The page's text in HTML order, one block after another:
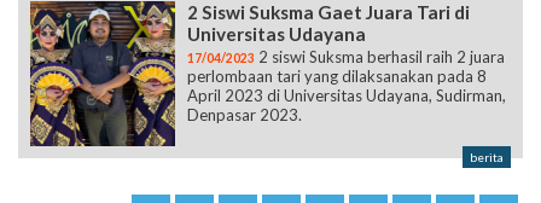
2 Siswi Suksma Gaet Juara Tari di
Universitas Udayana
17/04/2023 2 siswi Suksma berhasil raih 2 juara
perlombaan tari yang dilaksanakan pada 8
April 2023 di Universitas Udayana, Sudirman,
Denpasar 2023.
berita